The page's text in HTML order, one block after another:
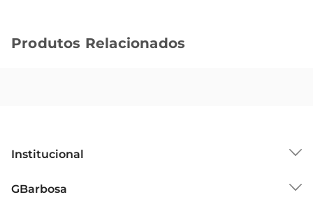
Este vinho é elaborado a partir de uvas
sua refeição a um novo patamar de sabor.
Paraaproveitar ao máximo as qualidades do
Produtos Relacionados
Institucional
GBarbosa